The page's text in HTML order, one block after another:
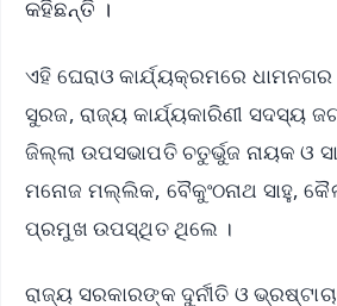
କହିଛନ୍ତି ।
ଏହି ଘେରାଓ କାର୍ଯ୍ୟକ୍ରମରେ ଧାମନଗର
ସୁରଜ, ରାଜ୍ୟ କାର୍ଯ୍ୟକାରିଣୀ ସଦସ୍ୟ
ଜିଲ୍ଲା ଉପସଭାପତି ଚତୁର୍ଭୁଜ ନାୟକ ଓ
ମନୋଜ ମଲ୍ଲିକ, ବୈକୁଂଠନାଥ ସାହୁ,
ପ୍ରମୁଖ ଉପସ୍ଥିତ ଥିଲେ ।
ରାଜ୍ୟ ସରକାରଙ୍କ ଦୁର୍ନୀତି ଓ